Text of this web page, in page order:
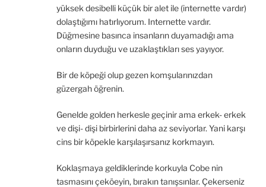
yüksek desibelli küçük bir alet ile (internette vardır)
dolaştığımı hatırlıyorum. Internette vardır.
Düğmesine basınca insanların duyamadığı ama
onların duyduğu ve uzaklaştıkları ses yayıyor.
Bir de köpeği olup gezen komşularınızdan
güzergah öğrenin.
Genelde golden herkesle geçinir ama erkek- erkek
ve dişi- dişi birbirlerini daha az seviyorlar. Yani karşı
cins bir köpekle karşılaşırsanız korkmayın.
Koklaşmaya geldiklerinde korkuyla Cobe nin
tasmasını çeköeyin, bırakın tanışsınlar. Çekerseniz